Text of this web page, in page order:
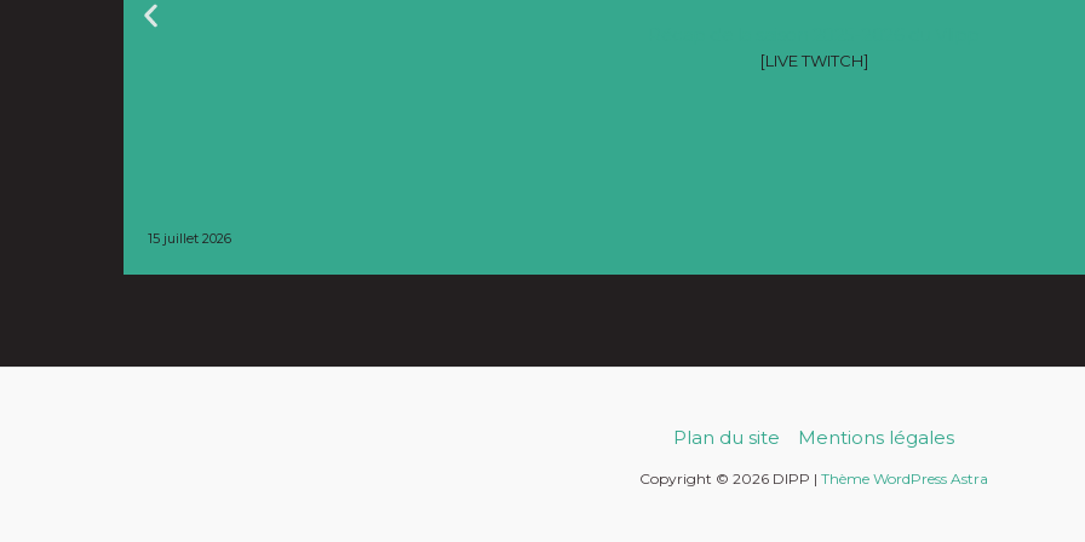
[LIVE TWITCH]
15 juillet 2026
Plan du site Mentions légales
Copyright © 2026 DIPP | Thème WordPress Astra